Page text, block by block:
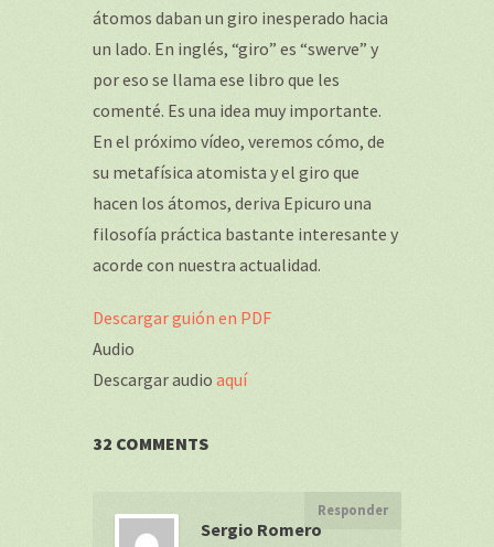
átomos daban un giro inesperado hacia
un lado. En inglés, “giro” es “swerve” y
por eso se llama ese libro que les
comenté. Es una idea muy importante.
En el próximo vídeo, veremos cómo, de
su metafísica atomista y el giro que
hacen los átomos, deriva Epicuro una
filosofía práctica bastante interesante y
acorde con nuestra actualidad.
Descargar guión en PDF
Audio
Descargar audio aquí
32 COMMENTS
Sergio Romero
Responder